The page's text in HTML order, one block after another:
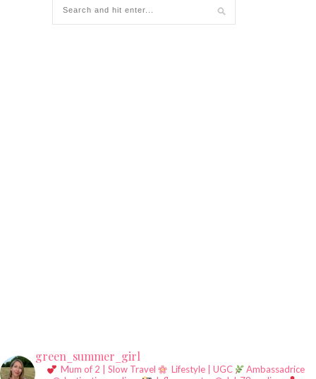
green_summer_girl
Mum of 2 | Slow Travel Lifestyle | UGC
Ambassadrice